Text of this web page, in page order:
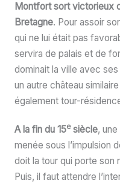
Montfort sort victorieux
Bretagne. Pour assoir
qui ne lui était pas
servira de palais et de
dominait la ville avec
un autre château
également tour-
A la fin du 15esiècle,
menée sous l’impulsion
doit la tour qui porte son
Puis, il faut attendre